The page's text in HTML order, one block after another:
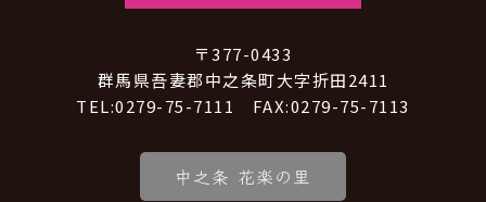
〒377-0433
群馬県吾妻郡中之条町大字折田2411
TEL:0279-75-7111 FAX:0279-75-7113
中之条 花楽の里